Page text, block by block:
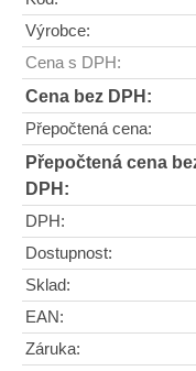
Výrobce:
Cena s DPH:
Cena bez DPH:
Přepočtená cena:
Přepočtená cena
DPH:
DPH:
Dostupnost:
Sklad:
EAN:
Záruka: